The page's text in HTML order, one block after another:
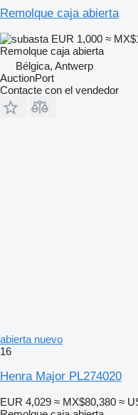
Remolque caja abierta
EUR 1,000 ≈
Remolque caja abierta
Bélgica, Antwerp
AuctionPort
Contacte con el vendedor
abierta nuevo
16
Henra Major PL274020
EUR 4,029 ≈ MX$80,380 ≈